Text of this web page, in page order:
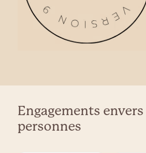
Engagements envers
personnes